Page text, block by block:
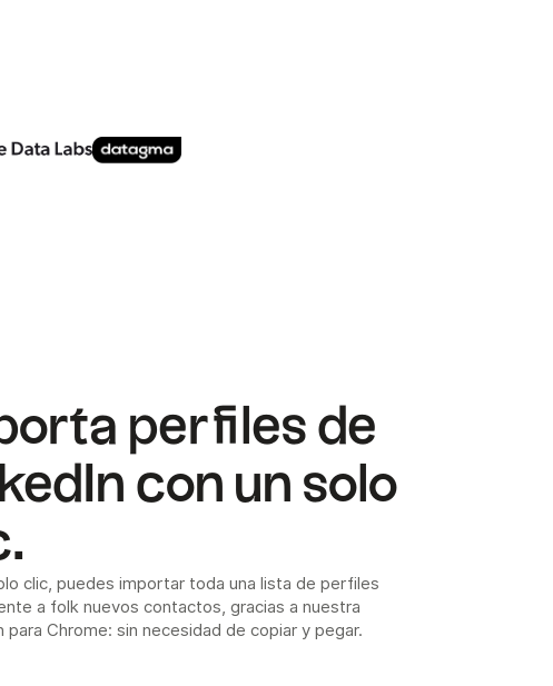
perfiles de
con un solo
clic, puedes importar toda una lista de perfiles
a folk nuevos contactos, gracias a nuestra
para Chrome: sin necesidad de copiar y pegar.